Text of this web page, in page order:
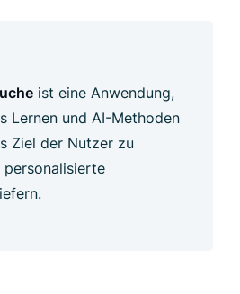
ist eine Anwendung,
Lernen und AI-Methoden
Ziel der Nutzer zu
personalisierte